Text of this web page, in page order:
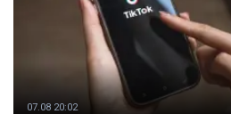
07.08 20:02